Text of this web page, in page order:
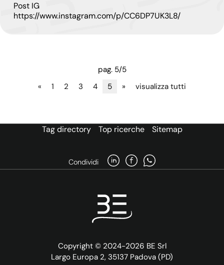
Post IG
https://www.instagram.com/p/CC6DP7UK3L8/
pag. 5/5
«
1 2 3 4 5 » visualizza tutti
Tag directory Top ricerche Sitemap
Condividi
Copyright © 2024-2026 BE Srl
Largo Europa 2, 35137 Padova (PD)